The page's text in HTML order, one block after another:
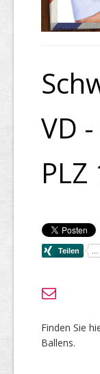
VD
PLZ
Finden Sie
Ballens.